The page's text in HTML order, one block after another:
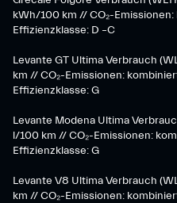
kWh/100 km // CO₂-
Effizienzklasse: D –C
Levante GT Ultima Verbrauch
km // CO₂-Emissionen:
Effizienzklasse: G
Levante Modena Ultima
l/100 km // CO₂-Emissionen:
Effizienzklasse: G
Levante V8 Ultima Verbrauch
km // CO₂-Emissionen: